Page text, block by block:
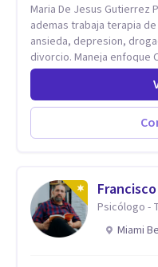
Maria De Jesus Gutierrez Psicologa Clinica y Sexologa,
ademas trabaja terapia
ansieda, depresion, drogadiccio,
divorcio. Maneja enfoque
de experiencia,
diferntes areas de la
Psicólogo -
Miami